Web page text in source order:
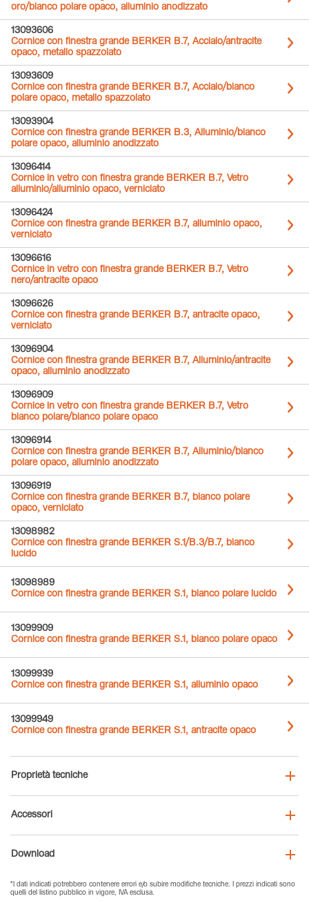
oro/bianco polare opaco, alluminio anodizzato
13093606
Cornice con finestra grande BERKER B.7, Acciaio/antracite
opaco, metallo spazzolato
13093609
Cornice con finestra grande BERKER B.7, Acciaio/bianco
polare opaco, metallo spazzolato
13093904
Cornice con finestra grande BERKER B.3, Alluminio/bianco
polare opaco, alluminio anodizzato
13096414
Cornice in vetro con finestra grande BERKER B.7, Vetro
alluminio/alluminio opaco, verniciato
13096424
Cornice con finestra grande BERKER B.7, alluminio opaco,
verniciato
13096616
Cornice in vetro con finestra grande BERKER B.7, Vetro
nero/antracite opaco
13096626
Cornice con finestra grande BERKER B.7, antracite opaco,
verniciato
13096904
Cornice con finestra grande BERKER B.7, Alluminio/antracite
opaco, alluminio anodizzato
13096909
Cornice in vetro con finestra grande BERKER B.7, Vetro
bianco polare/bianco polare opaco
13096914
Cornice con finestra grande BERKER B.7, Alluminio/bianco
polare opaco, alluminio anodizzato
13096919
Cornice con finestra grande BERKER B.7, bianco polare
opaco, verniciato
13098982
Cornice con finestra grande BERKER S.1/B.3/B.7, bianco
lucido
13098989
Cornice con finestra grande BERKER S.1, bianco polare lucido
13099909
Cornice con finestra grande BERKER S.1, bianco polare opaco
13099939
Cornice con finestra grande BERKER S.1, alluminio opaco
13099949
Cornice con finestra grande BERKER S.1, antracite opaco
Proprietà tecniche
Accessori
Download
*I dati indicati potrebbero contenere errori e/o subire modifiche tecniche. I prezzi indicati sono
quelli del listino pubblico in vigore, IVA esclusa.